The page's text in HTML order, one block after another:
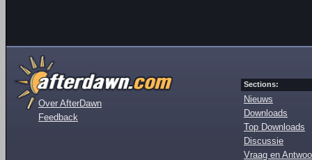
Over AfterDawn
Feedback
Sections:
Nieuws
Downloads
Top Downloads
Discussie
Vraag en